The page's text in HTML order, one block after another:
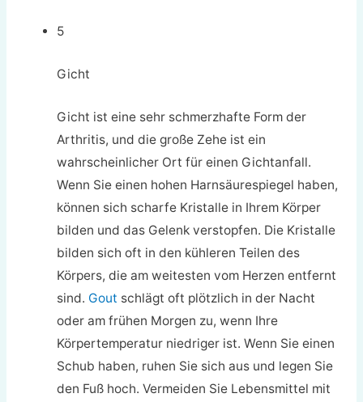
5
Gicht
Gicht ist eine sehr schmerzhafte Form der
Arthritis, und die große Zehe ist ein
wahrscheinlicher Ort für einen Gichtanfall.
Wenn Sie einen hohen Harnsäurespiegel haben,
können sich scharfe Kristalle in Ihrem Körper
bilden und das Gelenk verstopfen. Die Kristalle
bilden sich oft in den kühleren Teilen des
Körpers, die am weitesten vom Herzen entfernt
sind. Gout schlägt oft plötzlich in der Nacht
oder am frühen Morgen zu, wenn Ihre
Körpertemperatur niedriger ist. Wenn Sie einen
Schub haben, ruhen Sie sich aus und legen Sie
den Fuß hoch. Vermeiden Sie Lebensmittel mit